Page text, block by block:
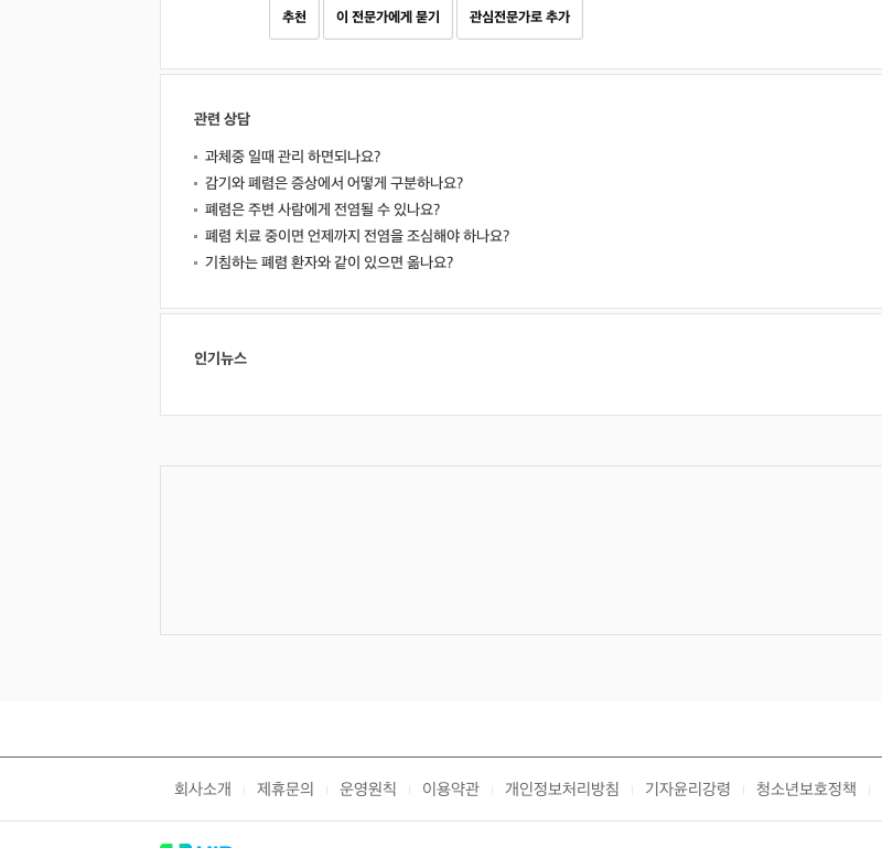
추천 이 전문가에게 묻기 관심전문가로 추가
관련 상담
과체중 일때 관리 하면되나요?
감기와 폐렴은 증상에서 어떻게 구분하나요?
폐렴은 주변 사람에게 전염될 수 있나요?
폐렴 치료 중이면 언제까지 전염을 조심해야 하나요?
기침하는 폐렴 환자와 같이 있으면 옮나요?
인기뉴스
회사소개 제휴문의 운영원칙 이용약관 개인정보처리방침 기자윤리강령 청소년보호정책